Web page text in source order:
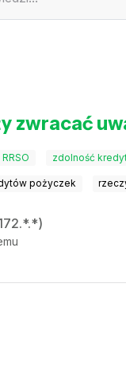
zwracać
RRSO zdolność
pożyczek